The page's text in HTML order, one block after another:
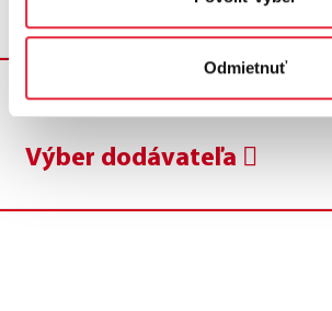
Odmietnuť
Platba za službu
Krok G
Výber dodávateľa